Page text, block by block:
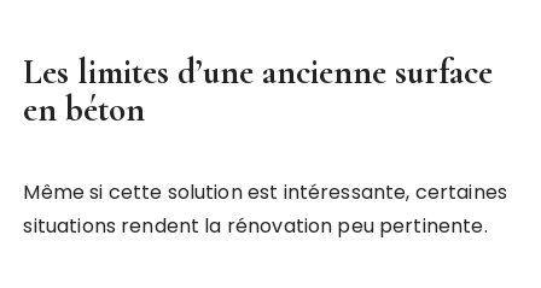
Les limites d’une ancienne surface
en béton
Même si cette solution est intéressante, certaines
situations rendent la rénovation peu pertinente.